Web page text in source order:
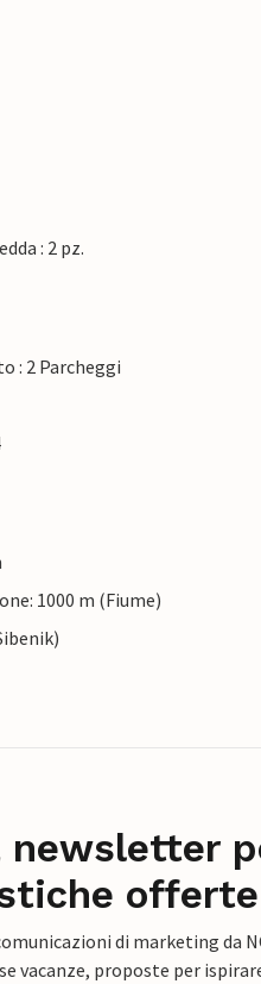
: 2 pz.
: 2 Parcheggi
1000 m (Fiume)
offerte
di marketing da
vacanze, proposte per